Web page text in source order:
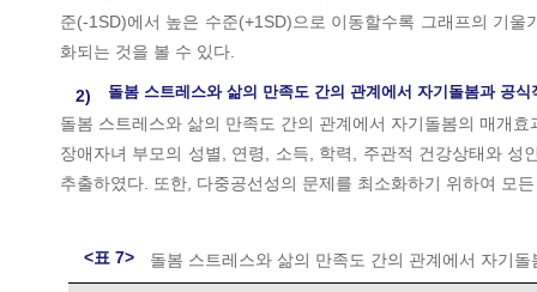
준(-1SD)에서 높은 수준(+1SD)으로 이동할수록 그래프의 기
화되는 것을 볼 수 있다.
2) 돌봄 스트레스와 삶의 만족도 간의 관계에서 자기돌봄과 공
돌봄 스트레스와 삶의 만족도 간의 관계에서 자기돌봄의 매개
장애자녀 부모의 성별, 연령, 소득, 학력, 주관적 건강상태와
추출하였다. 또한, 다중공선성의 문제를 최소화하기 위하여 모
<표 7> 돌봄 스트레스와 삶의 만족도 간의 관계에서 자기